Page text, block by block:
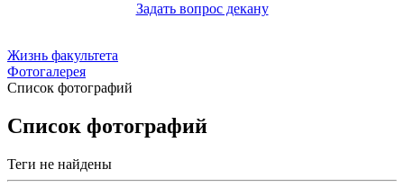
Задать вопрос декану
Жизнь факультета
Фотогалерея
Список фотографий
Список фотографий
Теги не найдены